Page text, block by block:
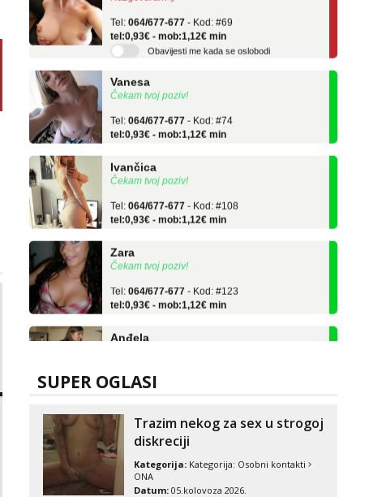
tel:0,93€ - mob:1,12€ min
Obavijesti me kada se oslobodi
Čekam tvoj poziv!
tel:0,93€ - mob:1,12€ min
Čekam tvoj poziv!
tel:0,93€ - mob:1,12€ min
Čekam tvoj poziv!
tel:0,93€ - mob:1,12€ min
Čekam tvoj poziv!
tel:0,93€ - mob:1,12€ min
Razgovaram :)
Tel: 064/677-677- Kod: #136
tel:0,93€ - mob:1,12€ min
Obavijesti me kada se oslobodi
SUPER OGLASI
Trazim nekog za sex u strogoj
diskreciji
Kategorija: Kategorija: Osobni kontakti
ONA
Datum: 05.kolovoza 2026.